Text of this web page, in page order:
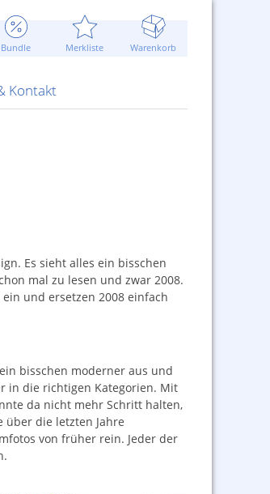
Bundle Merkliste Warenkorb
Blitzschnell...
Sommerpreise u.v.m.
Kontakt
Kontaktformular
AGB
Es sieht alles ein bisschen
mal zu lesen und zwar 2008.
und ersetzen 2008 einfach
bisschen moderner aus und
in die richtigen Kategorien. Mit
da nicht mehr Schritt halten,
die letzten Jahre
von früher rein. Jeder der